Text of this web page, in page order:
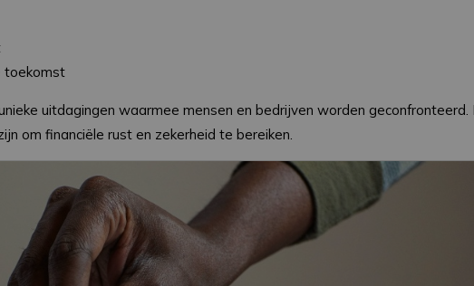
toekomst
uitdagingen waarmee mensen en bedrijven worden
om financiële rust en zekerheid te bereiken.